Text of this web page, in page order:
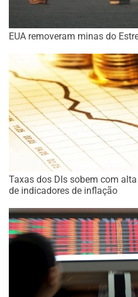
EUA removeram minas do
Taxas dos DIs sobem com
de indicadores de inflação